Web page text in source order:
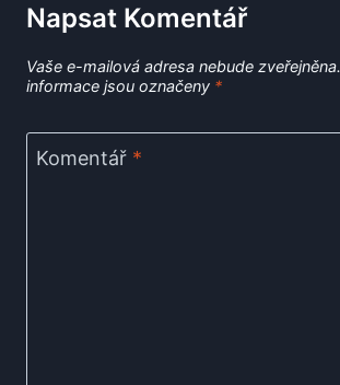
Napsat Komentář
Vaše e-mailová adresa nebude zveřejněna.
informace jsou označeny *
Komentář *